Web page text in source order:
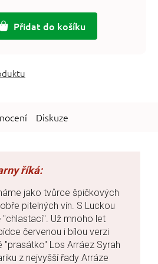
Přidat do košíku
Diskuze
jako tvůrce špičkových
pitelných vín. S Luckou
"chlastací". Už mnoho let
červenou i bílou verzi
"prasátko" Los Arráez Syrah
z nejvyšší řady Arráze